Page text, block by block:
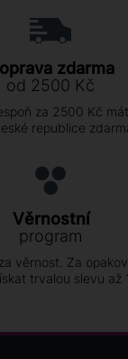
zdarma
od 2500 Kč
za 2500 Kč
republice
Věrnostní
program
věrnost. Za
trvalou slevu až